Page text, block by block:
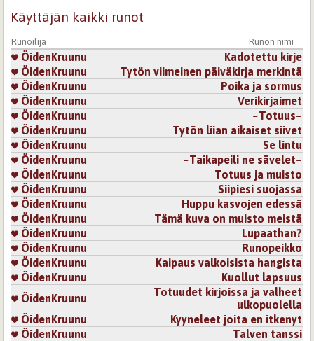
Käyttäjän kaikki runot
Runoilija Runon nimi
ÖidenKruunu
Kadotettu kirje
ÖidenKruunu
Tytön viimeinen päiväkirja merkintä
ÖidenKruunu
Poika ja sormus
ÖidenKruunu
Verikirjaimet
ÖidenKruunu
~Totuus~
ÖidenKruunu
Tytön liian aikaiset siivet
ÖidenKruunu
Se lintu
ÖidenKruunu
~Taikapeili ne sävelet~
ÖidenKruunu
Totuus ja muisto
ÖidenKruunu
Siipiesi suojassa
ÖidenKruunu
Huppu kasvojen edessä
ÖidenKruunu
Tämä kuva on muisto meistä
ÖidenKruunu
Lupaathan?
ÖidenKruunu
Runopeikko
ÖidenKruunu
Kaipaus valkoisista hangista
ÖidenKruunu
Kuollut lapsuus
ÖidenKruunu
Totuudet kirjoissa ja valheet
ulkopuolella
ÖidenKruunu
Kyyneleet joita en itkenyt
ÖidenKruunu
Talven tanssi